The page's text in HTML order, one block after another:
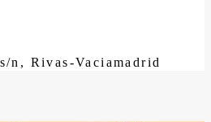
n, Rivas-Vaciamadrid